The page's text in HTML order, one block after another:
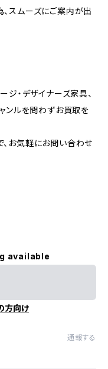
スムーズにご案内が出
ジ・デザイナーズ家具、
ンルを問わずお買取を
お気軽にお問い合わせ
available
方向け
通報する